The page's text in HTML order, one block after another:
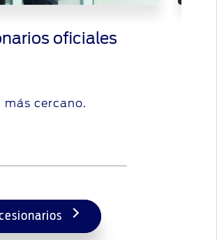
oficiales
más cercano.